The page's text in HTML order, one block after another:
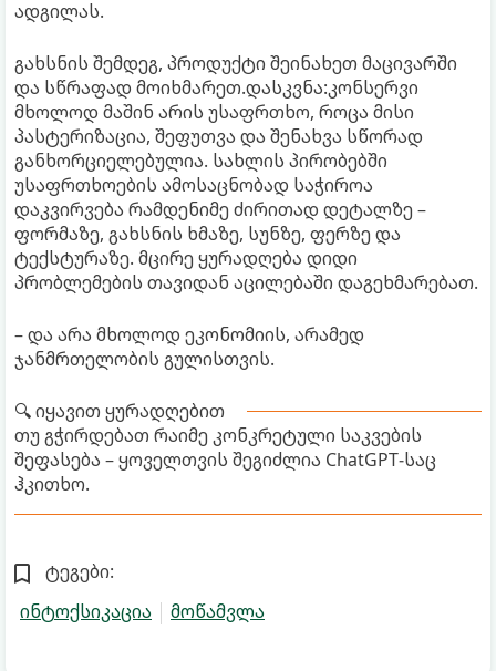
ადგილას.
გახსნის შემდეგ, პროდუქტი შეინახეთ მაცივარში
და სწრაფად მოიხმარეთ.დასკვნა:კონსერვი
მხოლოდ მაშინ არის უსაფრთხო, როცა მისი
პასტერიზაცია, შეფუთვა და შენახვა სწორად
განხორციელებულია. სახლის პირობებში
უსაფრთხოების ამოსაცნობად საჭიროა
დაკვირვება რამდენიმე ძირითად დეტალზე –
ფორმაზე, გახსნის ხმაზე, სუნზე, ფერზე და
ტექსტურაზე. მცირე ყურადღება დიდი
პრობლემების თავიდან აცილებაში დაგეხმარებათ.
– და არა მხოლოდ ეკონომიის, არამედ
ჯანმრთელობის გულისთვის.
🔍 იყავით ყურადღებით
თუ გჭირდებათ რაიმე კონკრეტული საკვების
შეფასება – ყოველთვის შეგიძლია ChatGPT-საც
ჰკითხო.
ტეგები:
ინტოქსიკაცია
მოწამვლა